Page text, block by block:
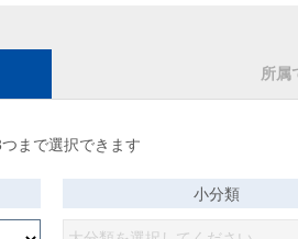
所属
まで選択できます
小分類